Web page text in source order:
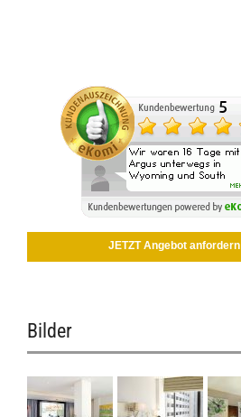
JETZT Angebot anfordern
Bilder